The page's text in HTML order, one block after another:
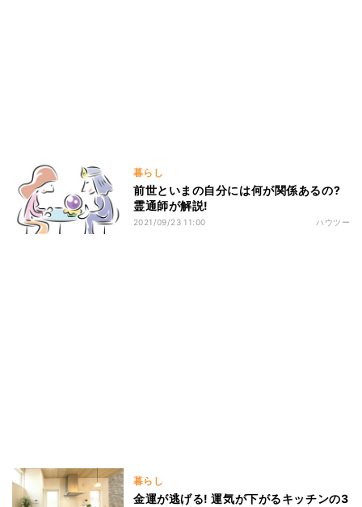
暮らし
前世といまの自分には何が関係あるの?
霊通師が解説!
2021/09/23 11:00 ハウツー
暮らし
金運が逃げる! 運気が下がるキッチンの3